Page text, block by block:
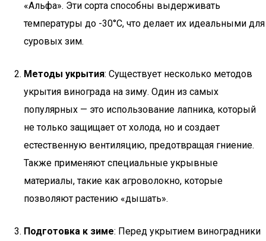
«Альфа». Эти сорта способны выдерживать
температуры до -30°C, что делает их идеальными для
суровых зим.
Методы укрытия: Существует несколько методов
укрытия винограда на зиму. Один из самых
популярных — это использование лапника, который
не только защищает от холода, но и создает
естественную вентиляцию, предотвращая гниение.
Также применяют специальные укрывные
материалы, такие как агроволокно, которые
позволяют растению «дышать».
Подготовка к зиме: Перед укрытием виноградники